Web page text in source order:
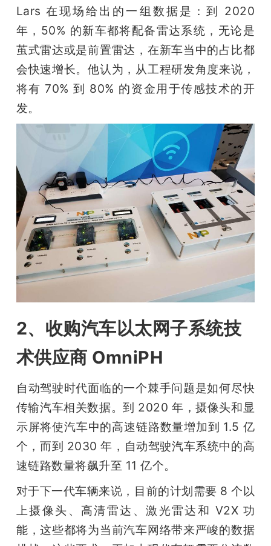
Lars 在现场给出的一组数据是：到 2020
年，50% 的新车都将配备雷达系统，无论是
茧式雷达或是前置雷达，在新车当中的占比都
会快速增长。他认为，从工程研发角度来说，
将有 70% 到 80% 的资金用于传感技术的开
发。
2、收购汽车以太网子系统技
术供应商 OmniPH
自动驾驶时代面临的一个棘手问题是如何尽快
传输汽车相关数据。到 2020 年，摄像头和显
示屏将使汽车中的高速链路数量增加到 1.5 亿
个，而到 2030 年，自动驾驶汽车系统中的高
速链路数量将飙升至 11 亿个。
对于下一代车辆来说，目前的计划需要 8 个以
上摄像头、高清雷达、激光雷达和 V2X 功
能，这些都将为当前汽车网络带来严峻的数据